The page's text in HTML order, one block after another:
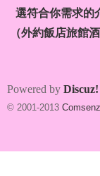
選符合你需求的
（外約飯店旅館
Powered by Discuz!
© 2001-2013